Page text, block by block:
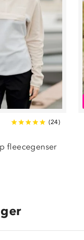
(24)
fleecegenser